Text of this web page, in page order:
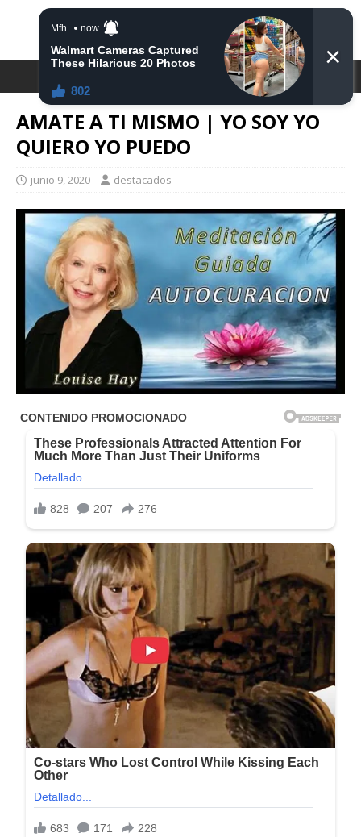
DESTACA2
AMATE A TI MISMO | YO SOY YO
QUIERO YO PUEDO
junio 9, 2020 destacados